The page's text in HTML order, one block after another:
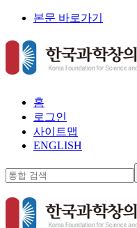
본문 바로가기
홈
로그인
사이트맵
ENGLISH